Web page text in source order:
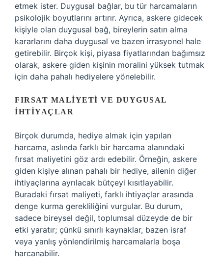
etmek ister. Duygusal bağlar, bu tür harcamaların
psikolojik boyutlarını artırır. Ayrıca, askere gidecek
kişiyle olan duygusal bağ, bireylerin satın alma
kararlarını daha duygusal ve bazen irrasyonel hale
getirebilir. Birçok kişi, piyasa fiyatlarından bağımsız
olarak, askere giden kişinin moralini yüksek tutmak
için daha pahalı hediyelere yönelebilir.
FIRSAT MALIYETI VE DUYGUSAL
İHTIYAÇLAR
Birçok durumda, hediye almak için yapılan
harcama, aslında farklı bir harcama alanındaki
fırsat maliyetini göz ardı edebilir. Örneğin, askere
giden kişiye alınan pahalı bir hediye, ailenin diğer
ihtiyaçlarına ayrılacak bütçeyi kısıtlayabilir.
Buradaki fırsat maliyeti, farklı ihtiyaçlar arasında
denge kurma gerekliliğini vurgular. Bu durum,
sadece bireysel değil, toplumsal düzeyde de bir
etki yaratır; çünkü sınırlı kaynaklar, bazen israf
veya yanlış yönlendirilmiş harcamalarla boşa
harcanabilir.